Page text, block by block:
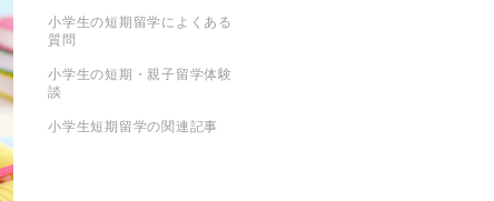
小学生の短期留学によくある
質問
小学生の短期・親子留学体験
談
小学生短期留学の関連記事